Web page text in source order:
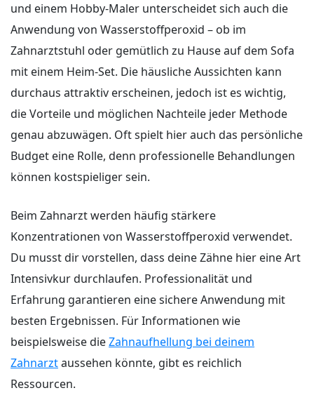
und einem Hobby-Maler unterscheidet sich auch die
Anwendung von Wasserstoffperoxid – ob im
Zahnarztstuhl oder gemütlich zu Hause auf dem Sofa
mit einem Heim-Set. Die häusliche Aussichten kann
durchaus attraktiv erscheinen, jedoch ist es wichtig,
die Vorteile und möglichen Nachteile jeder Methode
genau abzuwägen. Oft spielt hier auch das persönliche
Budget eine Rolle, denn professionelle Behandlungen
können kostspieliger sein.
Beim Zahnarzt werden häufig stärkere
Konzentrationen von Wasserstoffperoxid verwendet.
Du musst dir vorstellen, dass deine Zähne hier eine Art
Intensivkur durchlaufen. Professionalität und
Erfahrung garantieren eine sichere Anwendung mit
besten Ergebnissen. Für Informationen wie
beispielsweise dieZahnaufhellung bei deinem
Zahnarztaussehen könnte, gibt es reichlich
Ressourcen.